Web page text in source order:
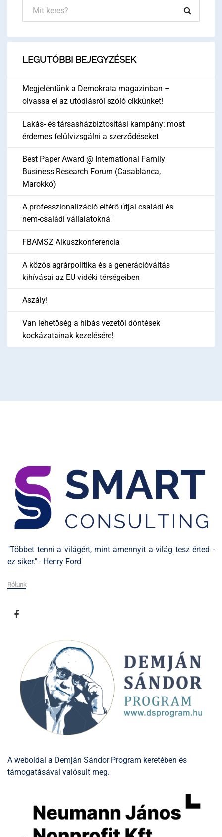
LEGUTÓBBI BEJEGYZÉSEK
Megjelentünk a Demokrata magazinban –
olvassa el az utódlásról szóló cikkünket!
Lakás- és társasházbiztosítási kampány: most
érdemes felülvizsgálni a szerződéseket
Best Paper Award @ International Family
Business Research Forum (Casablanca,
Marokkó)
A professzionalizáció eltérő útjai családi és
nem-családi vállalatoknál
FBAMSZ Alkuszkonferencia
A közös agrárpolitika és a generációváltás
kihívásai az EU vidéki térségeiben
Aszály!
Van lehetőség a hibás vezetői döntések
kockázatainak kezelésére!
"Többet tenni a világért, mint amennyit a világ tesz érted -
ez siker." - Henry Ford
Rólunk
A weboldal a Demján Sándor Program keretében és
támogatásával valósult meg.